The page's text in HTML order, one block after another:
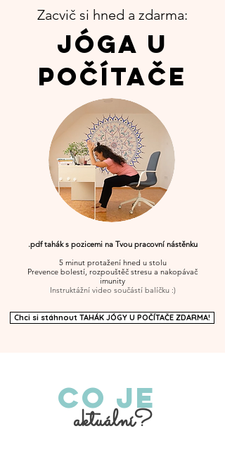
Zacvič si hned a zdarma:
Jóga u
počítače
.pdf tahák s pozicemi na Tvou pracovní nástěnku
5 minut protažení hned u stolu
Prevence bolestí, rozpouštěč stresu a nakopávač
imunity
Instruktážní video součástí balíčku :)
Chci si stáhnout TAHÁK JÓGY U POČÍTAČE ZDARMA!
Co je
aktuální?